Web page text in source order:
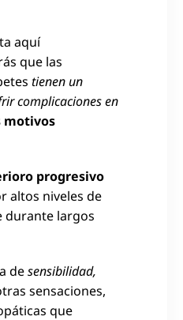
aquí
que las
tienen un
complicaciones en
motivos
progresivo
altos niveles de
durante largos
desensibilidad,
sensaciones,
que